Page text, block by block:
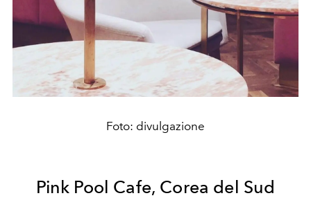
Foto: divulgazione
Pink Pool Cafe, Corea del Sud